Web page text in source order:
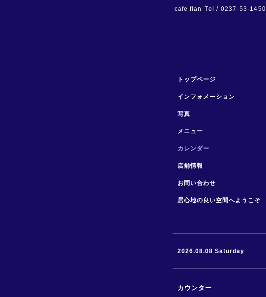
cafe flan Tel / 0237-53-1450
トップページ
インフォメーション
写真
メニュー
カレンダー
店舗情報
お問い合わせ
居心地の良い空間へようこそ
2026.08.08 Saturday
カウンター